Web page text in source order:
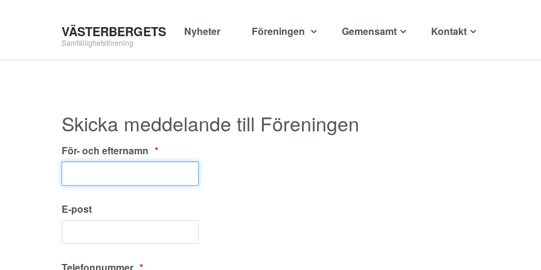
VÄSTERBERGETS
Samfällighetsförening
Nyheter Föreningen Gemensamt Kontakt
Skicka meddelande till Föreningen
För- och efternamn
E-post